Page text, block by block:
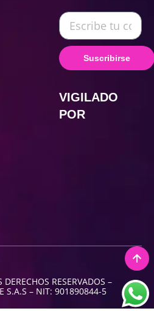
Suscribirse
VIGILADO
POR
RESERVADOS –
S.A.S – NIT: 901890844-5